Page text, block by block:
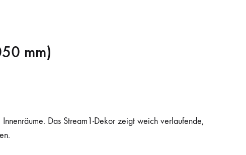
mm)
Das Stream1-Dekor zeigt weich verlaufende,